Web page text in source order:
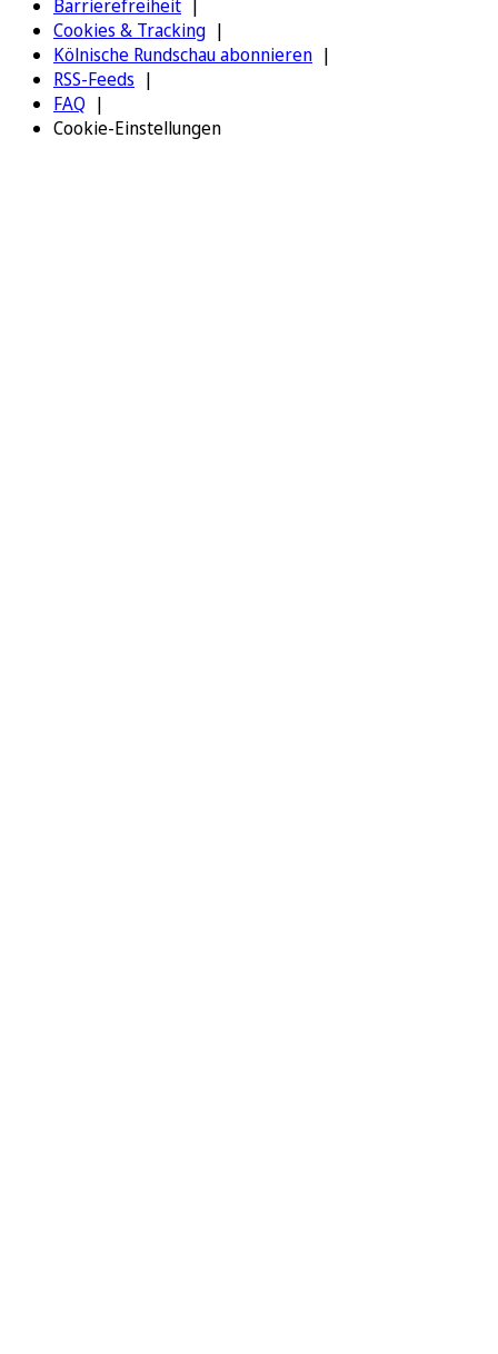
Barrierefreiheit
Cookies & Tracking
Kölnische Rundschau abonnieren
RSS-Feeds
FAQ
Cookie-Einstellungen